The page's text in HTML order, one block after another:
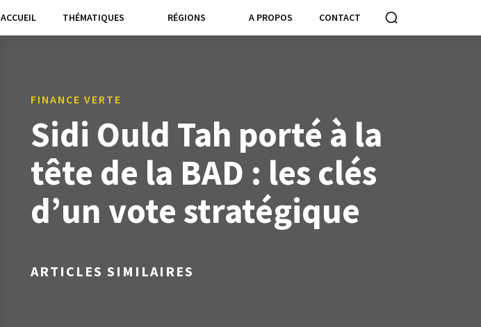
ACCUEIL THÉMATIQUES RÉGIONS A PROPOS CONTACT
FINANCE VERTE
Sidi Ould Tah porté à la
tête de la BAD : les clés
d’un vote stratégique
ARTICLES SIMILAIRES